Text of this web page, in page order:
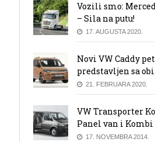
Vozili smo:
– Sila na putu!
17. AUGUSTA 2020.
Novi VW Caddy
predstavljen sa
21. FEBRUARA 2020.
VW Transporter
Panel van i Kombi
17. NOVEMBRA 2014.